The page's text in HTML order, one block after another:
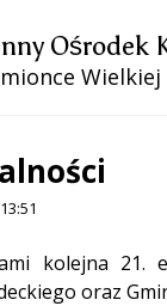
Ośrodek
Wielkiej
kolejna 21.
oraz